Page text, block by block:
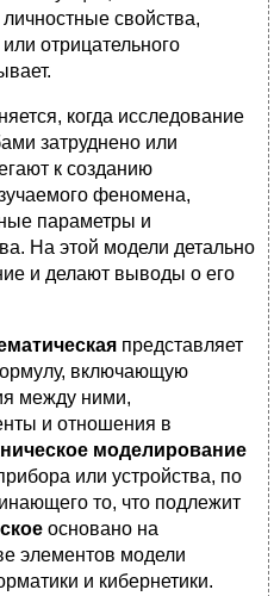
свойства,
отрицательного
когда исследование
затруднено или
к созданию
феномена,
параметры и
На этой модели детально
и делают выводы о его
представляет
включающую
между ними,
и отношения в
моделирование
или устройства, по
то, что подлежит
основано на
элементов модели
и кибернетики.